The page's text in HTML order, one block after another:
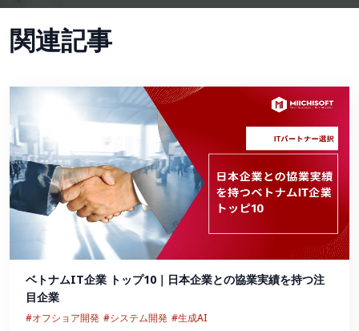
関連記事
ベトナムIT企業 トップ10｜日本企業との協業実績を持つ注
目企業
#オフショア開発 #システム開発 #生成AI